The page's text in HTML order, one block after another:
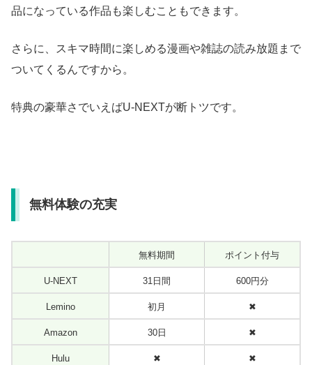
品になっている作品も楽しむこともできます。
さらに、スキマ時間に楽しめる漫画や雑誌の読み放題まで
ついてくるんですから。
特典の豪華さでいえばU-NEXTが断トツです。
無料体験の充実
無料期間 ポイント付与
U-NEXT 31日間 600円分
Lemino 初月 ✖
Amazon 30日 ✖
Hulu ✖ ✖